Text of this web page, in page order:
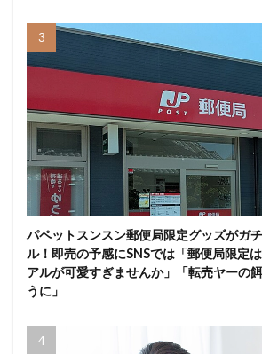
パペットスンスン郵便局限定グッズがガ
ル！即売の予感にSNSでは「郵便局限定
アルが可愛すぎませんか」「転売ヤーの
うに」